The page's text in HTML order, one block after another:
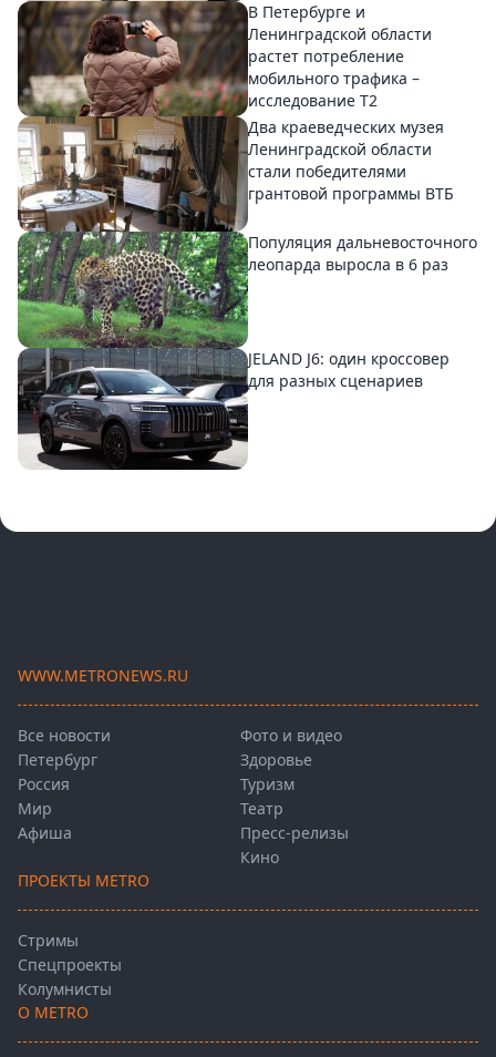
В Петербурге и
Ленинградской области
растет потребление
мобильного трафика –
исследование T2
Два краеведческих музея
Ленинградской области
стали победителями
грантовой программы ВТБ
Популяция дальневосточного
леопарда выросла в 6 раз
JELAND J6: один кроссовер
для разных сценариев
WWW.METRONEWS.RU
Все новости
Петербург
Россия
Мир
Афиша
Фото и видео
Здоровье
Туризм
Театр
Пресс-релизы
Кино
ПРОЕКТЫ METRO
Стримы
Спецпроекты
Колумнисты
О METRO